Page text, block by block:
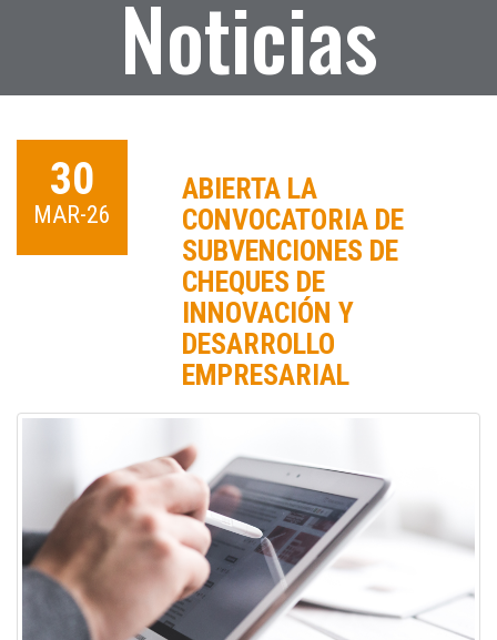
Noticias
30
MAR-26
ABIERTA LA
CONVOCATORIA DE
SUBVENCIONES DE
CHEQUES DE
INNOVACIÓN Y
DESARROLLO
EMPRESARIAL